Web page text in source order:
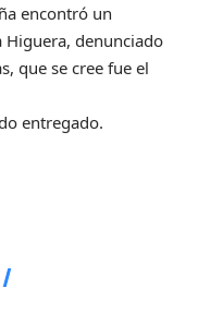
encontró un
Higuera, denunciado
que se cree fue el
entregado.